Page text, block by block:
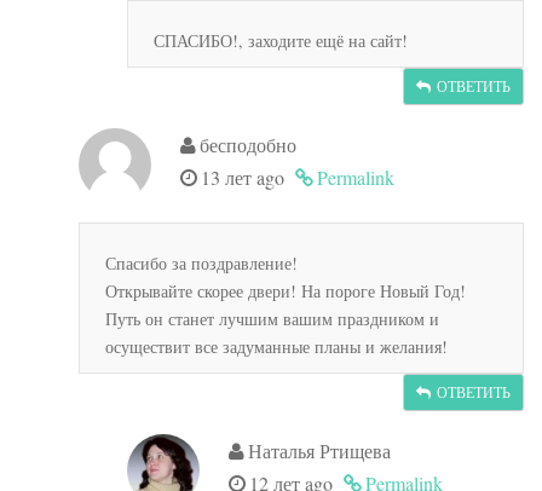
СПАСИБО!, заходите ещё на сайт!
ОТВЕТИТЬ
бесподобно
13 лет ago
Permalink
Спасибо за поздравление!
Открывайте скорее двери! На пороге Новый Год!
Путь он станет лучшим вашим праздником и
осуществит все задуманные планы и желания!
ОТВЕТИТЬ
Наталья Ртищева
12 лет ago
Permalink